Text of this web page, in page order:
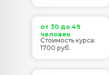
от 30 до 49
человек
Стоимость курса:
1700 руб.